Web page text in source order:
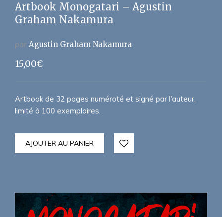
Artbook Monogatari – Agustin
Graham Nakamura
par Agustin Graham Nakamura
15,00€
Artbook de 32 pages numéroté et signé par l'auteur,
limité à 100 exemplaires.
AJOUTER AU PANIER